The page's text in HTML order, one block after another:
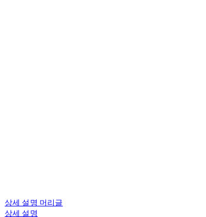
상세 설명 머리글
상세 설명